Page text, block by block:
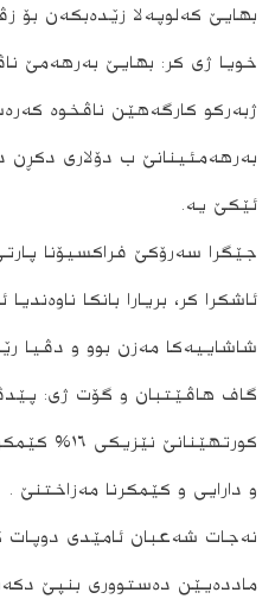
بھایێ کەلوپەلا زێدەبکەن بۆ
خویا ژی کر: بھایێ بەرھەمێ
ژبەرکو کارگەھێن ناڤخوە
بەرھەمئینانێ ب دۆلاری دکڕن
ئێکێ یە.
جێگرا سەرۆکێ فراکسیۆنا
ئاشکرا کر، بریارا بانکا
شاشاییەکا مەزن بوو و دڤیا
گاف ھاڤێتبان و گۆت ژی:
کورتھێنانێ
و دارایی و کێمکرنا مەزاختنێ .
نەجات شەعبان ئامێدی دوپات
ماددەیێن دەستووری بنپێ